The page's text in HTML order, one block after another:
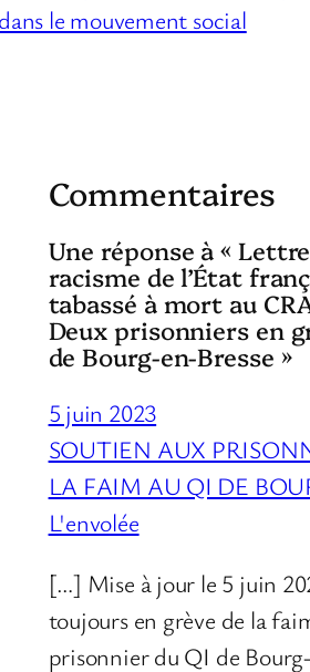
dans le mouvement social
Commentaires
Une réponse à «
racisme de l’État
tabassé à mort au
Deux prisonniers en
de Bourg-en-Bresse »
5 juin 2023
SOUTIEN AUX
LA FAIM AU QI DE
L'envolée
[…] Mise à jour le 5 juin
toujours en grève de la
prisonnier du QI de